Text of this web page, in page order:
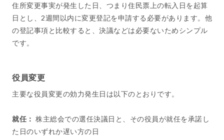
住所変更事実が発生した日、つまり住民票上の転入日を起算
日とし、2週間以内に変更登記を申請する必要があります。他
の登記事項と比較すると、決議などは必要ないためシンプル
です。
役員変更
主要な役員変更の効力発生日は以下のとおりです。
就任： 株主総会での選任決議日と、その役員が就任を承諾し
た日のいずれか遅い方の日